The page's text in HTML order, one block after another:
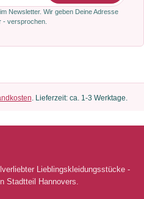
Newsletter. Wir geben Deine Adresse
- versprochen.
. Lieferzeit: ca. 1-3 Werktage.
Lieblingskleidungsstücke -
Stadtteil Hannovers.